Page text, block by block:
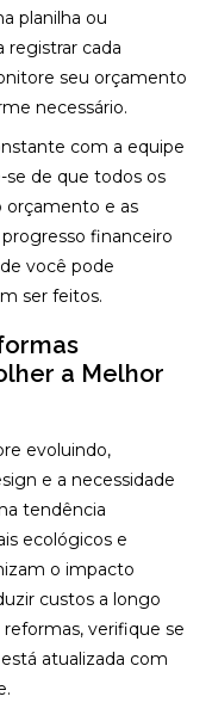
planilha ou
registrar cada
seu orçamento
necessário.
com a equipe
se de que todos os
orçamento e as
financeiro
você pode
ser feitos.
a Melhor
evoluindo,
e a necessidade
tendência
ecológicos e
o impacto
custos a longo
verifique se
atualizada com